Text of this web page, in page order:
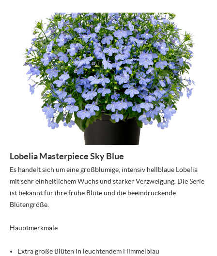
Lobelia Masterpiece Sky Blue
Es handelt sich um eine großblumige, intensiv hellblaue Lobelia
mit sehr einheitlichem Wuchs und starker Verzweigung. Die Serie
ist bekannt für ihre frühe Blüte und die beeindruckende
Blütengröße.
Hauptmerkmale
Extra große Blüten in leuchtendem Himmelblau